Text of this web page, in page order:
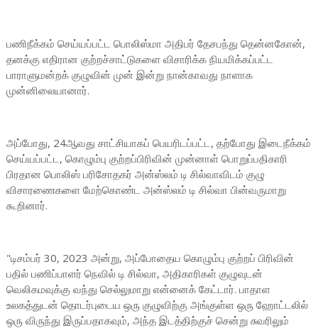
பணிநீக்கம் செய்யப்பட்ட பொலிஸ்மா அதிபர் தேசபந்து தென்னகோன்,
தனக்கு எதிரான குற்றச்சாட்டுகளை விசாரிக்க நியமிக்கப்பட்ட
பாராளுமன்றக் குழுவின் முன் இன்று நான்காவது நாளாக
முன்னிலையானார்.
அப்போது, 24ஆவது சாட்சியாகப் பெயரிடப்பட்ட, தற்போது இடைநீக்கம்
செய்யப்பட்ட, கொழும்பு குற்றப்பிரிவின் முன்னாள் பொறுப்பதிகாரி
பிரதான பொலிஸ் பரிசோதகர் அன்ஸ்லம் டி சில்வாவிடம் குழு
விசாரணைகளை மேற்கொண்ட அன்ஸ்லம் டி சில்வா பின்வருமாறு
கூறினார்.
"டிசம்பர் 30, 2023 அன்று, அப்போதைய கொழும்பு குற்றப் பிரிவின்
பதில் பணிப்பாளர் நெவில் டி சில்வா, அதிகாரிகள் குழுவுடன்
வெலிகமவுக்கு வந்து செல்லுமாறு என்னைக் கேட்டார். பாதாள
உலகத்துடன் தொடர்புடைய ஒரு குழுவிற்கு அங்குள்ள ஒரு ஹோட்டலில்
ஒரு விருந்து இருப்பதாகவும், அந்த இடத்திற்குச் சென்று சுவரிலும்